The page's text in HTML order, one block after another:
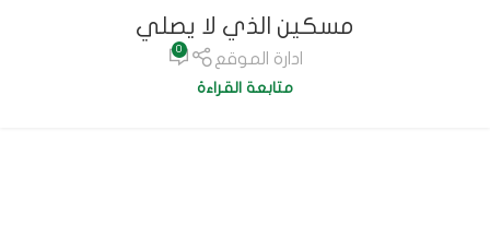
مسكين الذي لا يصلي
ادارة الموقع
0
متابعة القراءة